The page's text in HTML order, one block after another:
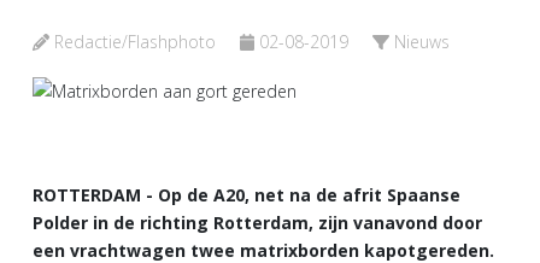
Redactie/Flashphoto 02-08-2019 Nieuws
ROTTERDAM - Op de A20, net na de afrit Spaanse
Polder in de richting Rotterdam, zijn vanavond door
een vrachtwagen twee matrixborden kapotgereden.